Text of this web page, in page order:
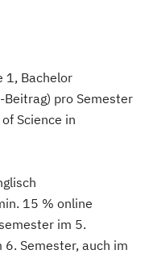
1, Bachelor
Beitrag) pro Semester
Science in
15 % online
im 5.
Semester, auch im